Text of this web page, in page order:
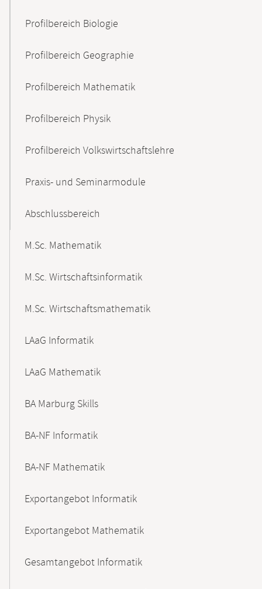
Profilbereich Biologie
Profilbereich Geographie
Profilbereich Mathematik
Profilbereich Physik
Profilbereich Volkswirtschaftslehre
Praxis- und Seminarmodule
Abschlussbereich
M.Sc. Mathematik
M.Sc. Wirtschaftsinformatik
M.Sc. Wirtschaftsmathematik
LAaG Informatik
LAaG Mathematik
BA Marburg Skills
BA-NF Informatik
BA-NF Mathematik
Exportangebot Informatik
Exportangebot Mathematik
Gesamtangebot Informatik